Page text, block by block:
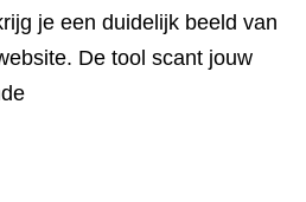
je een duidelijk beeld van
De tool scant jouw